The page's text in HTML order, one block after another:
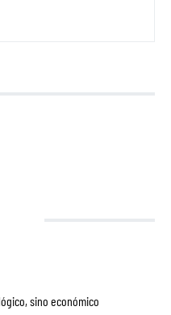
sino económico